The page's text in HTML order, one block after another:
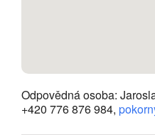
Odpovědná osoba:
+420 776 876 984,